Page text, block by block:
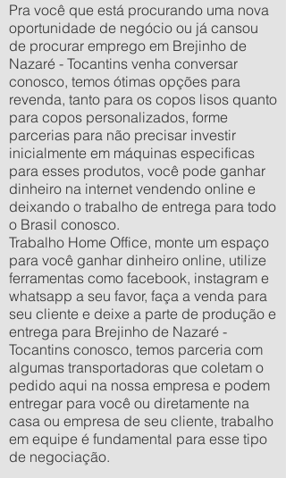
Pra você que está procurando uma nova
oportunidade de negócio ou já cansou
de procurar emprego em Brejinho de
Nazaré - Tocantins venha conversar
conosco, temos ótimas opções para
revenda, tanto para os copos lisos quanto
para copos personalizados, forme
parcerias para não precisar investir
inicialmente em máquinas especificas
para esses produtos, você pode ganhar
dinheiro na internet vendendo online e
deixando o trabalho de entrega para todo
o Brasil conosco.
Trabalho Home Office, monte um espaço
para você ganhar dinheiro online, utilize
ferramentas como facebook, instagram e
whatsapp a seu favor, faça a venda para
seu cliente e deixe a parte de produção e
entrega para Brejinho de Nazaré -
Tocantins conosco, temos parceria com
algumas transportadoras que coletam o
pedido aqui na nossa empresa e podem
entregar para você ou diretamente na
casa ou empresa de seu cliente, trabalho
em equipe é fundamental para esse tipo
de negociação.